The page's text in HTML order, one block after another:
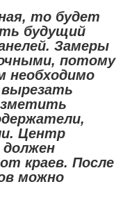
то будет
будущий
Замеры
потому
необходимо
Центр
краев. После
можно